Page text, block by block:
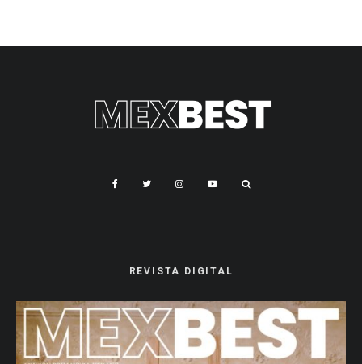
REVISTA DIGITAL